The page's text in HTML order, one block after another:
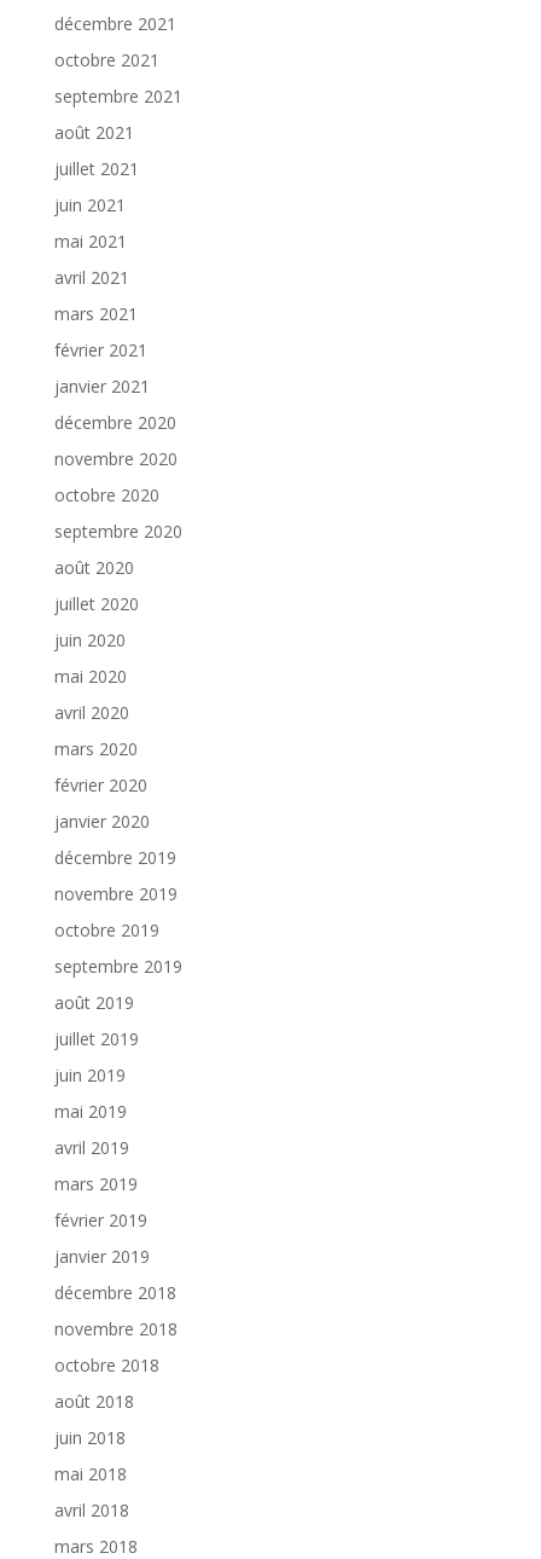
décembre 2021
octobre 2021
septembre 2021
août 2021
juillet 2021
juin 2021
mai 2021
avril 2021
mars 2021
février 2021
janvier 2021
décembre 2020
novembre 2020
octobre 2020
septembre 2020
août 2020
juillet 2020
juin 2020
mai 2020
avril 2020
mars 2020
février 2020
janvier 2020
décembre 2019
novembre 2019
octobre 2019
septembre 2019
août 2019
juillet 2019
juin 2019
mai 2019
avril 2019
mars 2019
février 2019
janvier 2019
décembre 2018
novembre 2018
octobre 2018
août 2018
juin 2018
mai 2018
avril 2018
mars 2018